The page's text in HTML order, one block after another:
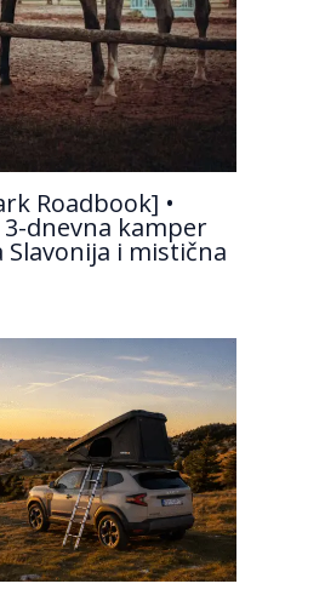
Roadbook] •
3-dnevna kamper
Slavonija i mistična